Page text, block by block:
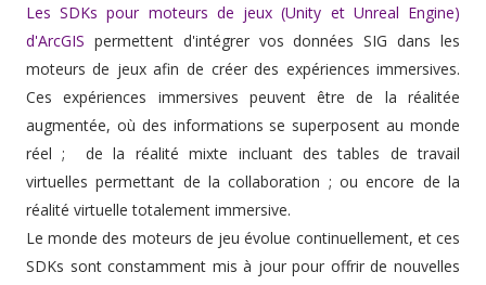
Les SDKs pour moteurs de jeux (Unity et Unreal Engine)
d'ArcGIS permettent d'intégrer vos données SIG dans les
moteurs de jeux afin de créer des expériences immersives.
Ces expériences immersives peuvent être de la réalitée
augmentée, où des informations se superposent au monde
réel ; de la réalité mixte incluant des tables de travail
virtuelles permettant de la collaboration ; ou encore de la
réalité virtuelle totalement immersive.
Le monde des moteurs de jeu évolue continuellement, et ces
SDKs sont constamment mis à jour pour offrir de nouvelles